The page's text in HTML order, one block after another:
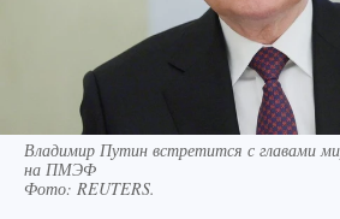
Владимир Путин встретится с главами
на ПМЭФ
Фото: REUTERS.